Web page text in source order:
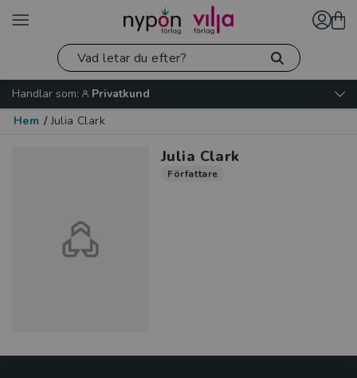
Handlar som:
Privatkund
Hem / Julia Clark
Julia Clark
Författare